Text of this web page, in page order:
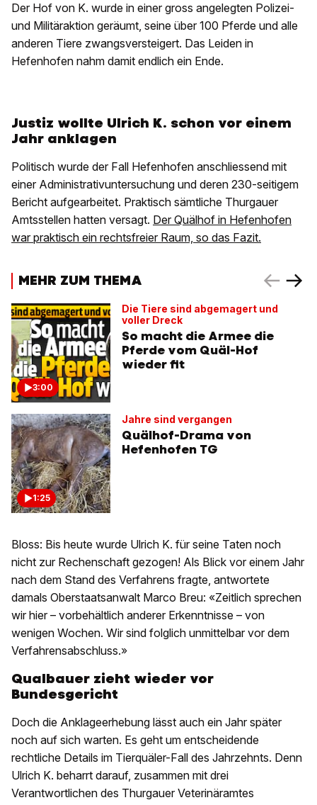
Der Hof von K. wurde in einer gross angelegten Polizei-
und Militäraktion geräumt, seine über 100 Pferde und alle
anderen Tiere zwangsversteigert. Das Leiden in
Hefenhofen nahm damit endlich ein Ende.
Justiz wollte Ulrich K. schon vor einem
Jahr anklagen
Politisch wurde der Fall Hefenhofen anschliessend mit
einer Administrativuntersuchung und deren 230-seitigem
Bericht aufgearbeitet. Praktisch sämtliche Thurgauer
Amtsstellen hatten versagt. Der Quälhof in Hefenhofen
war praktisch ein rechtsfreier Raum, so das Fazit.
MEHR ZUM THEMA
3:00
Die Tiere sind abgemagert und
voller Dreck
So macht die Armee die
Pferde vom Quäl-Hof
wieder fit
1:25
Jahre sind vergangen
Quälhof-Drama von
Hefenhofen TG
Bloss: Bis heute wurde Ulrich K. für seine Taten noch
nicht zur Rechenschaft gezogen! Als Blick vor einem Jahr
nach dem Stand des Verfahrens fragte, antwortete
damals Oberstaatsanwalt Marco Breu: «Zeitlich sprechen
wir hier – vorbehältlich anderer Erkenntnisse – von
wenigen Wochen. Wir sind folglich unmittelbar vor dem
Verfahrensabschluss.»
Qualbauer zieht wieder vor
Bundesgericht
Doch die Anklageerhebung lässt auch ein Jahr später
noch auf sich warten. Es geht um entscheidende
rechtliche Details im Tierquäler-Fall des Jahrzehnts. Denn
Ulrich K. beharrt darauf, zusammen mit drei
Verantwortlichen des Thurgauer Veterinäramtes